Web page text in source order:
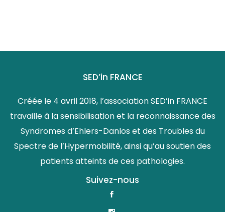
SED’in FRANCE
Créée le 4 avril 2018, l’association SED’in FRANCE
travaille à la sensibilisation et la reconnaissance des
Syndromes d’Ehlers-Danlos et des Troubles du
Spectre de l’Hypermobilité, ainsi qu’au soutien des
patients atteints de ces pathologies.
Suivez-nous